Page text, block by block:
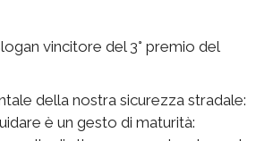
vincitore del 3° premio del
della nostra sicurezza stradale:
è un gesto di maturità: